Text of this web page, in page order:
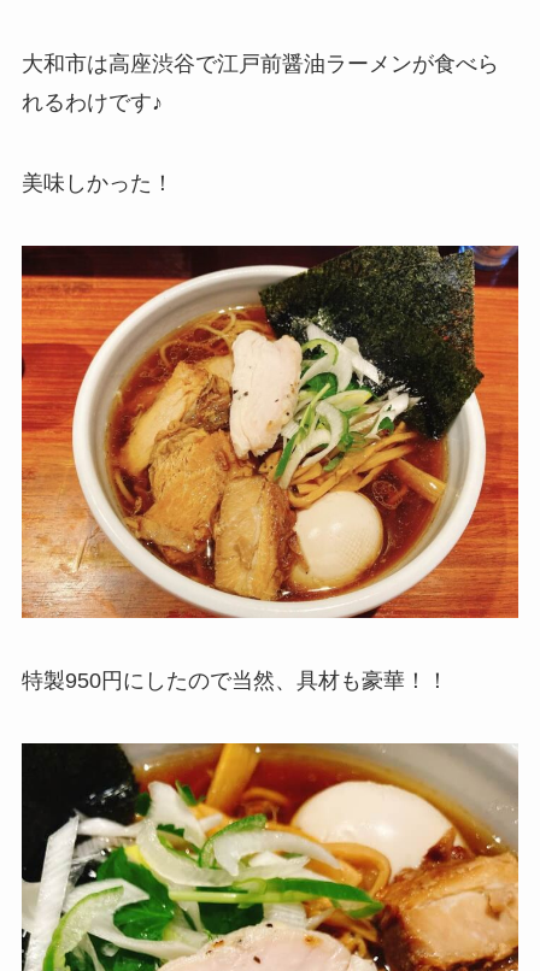
大和市は高座渋谷で江戸前醤油ラーメンが食べら
れるわけです♪
美味しかった！
特製950円にしたので当然、具材も豪華！！